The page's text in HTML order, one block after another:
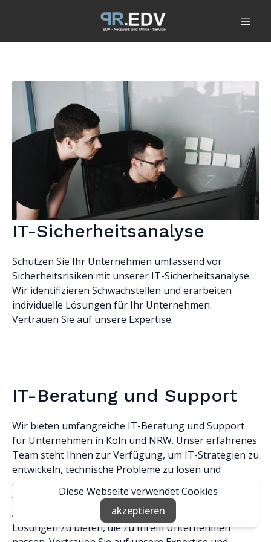
IT-Sicherheitsanalyse
Schützen Sie Ihr Unternehmen umfassend vor
Sicherheitsrisiken mit unserer IT-Sicherheitsanalyse.
Wir identifizieren Schwachstellen und erarbeiten
individuelle Lösungen für Ihr Unternehmen.
Vertrauen Sie auf unsere Expertise.
IT-Beratung und Support
Wir bieten umfangreiche IT-Beratung und Support
für Unternehmen in Köln und NRW. Unser erfahrenes
Team steht Ihnen zur Verfügung, um IT-Strategien zu
entwickeln, technische Probleme zu lösen und
optimale Lösungen für Ihren Geschäftsbetrieb zu
finden. Wir nehmen uns die Zeit, Ihre individuellen
Anforderungen zu verstehen und maßgeschneiderte
Lösungen zu bieten, die zu Ihrem Unternehmen
Diese Webseite verwendet Cookies
akzeptieren